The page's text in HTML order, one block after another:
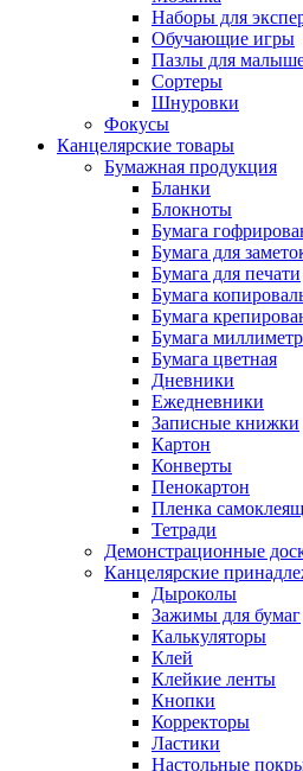
Наборы для
Обучающие игры
Пазлы для
Сортеры
Шнуровки
Фокусы
Канцелярские товары
Бумажная продукция
Бланки
Блокноты
Бумага
Бумага для
Бумага для печати
Бумага
Бумага
Бумага
Бумага цветная
Дневники
Ежедневники
Записные книжки
Картон
Конверты
Пенокартон
Пленка
Тетради
Демонстрационные
Канцелярские
Дыроколы
Зажимы для бумаг
Калькуляторы
Клей
Клейкие ленты
Кнопки
Корректоры
Ластики
Настольные